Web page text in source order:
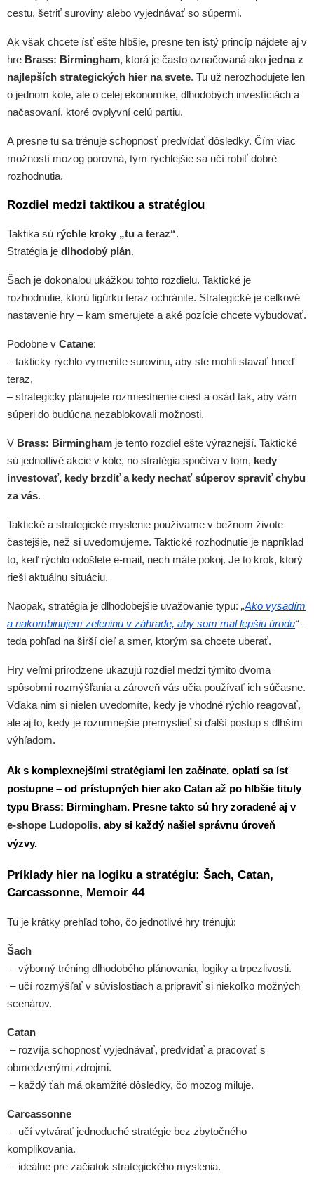
cestu, šetriť suroviny alebo vyjednávať so súpermi.
Ak však chcete ísť ešte hlbšie, presne ten istý princíp nájdete aj v
hre Brass: Birmingham, ktorá je často označovaná ako jedna z
najlepších strategických hier na svete. Tu už nerozhodujete len
o jednom kole, ale o celej ekonomike, dlhodobých investíciách a
načasovaní, ktoré ovplyvní celú partiu.
A presne tu sa trénuje schopnosť predvídať dôsledky. Čím viac
možností mozog porovná, tým rýchlejšie sa učí robiť dobré
rozhodnutia.
Rozdiel medzi taktikou a stratégiou
Taktika sú rýchle kroky „tu a teraz“.
Stratégia je dlhodobý plán.
Šach je dokonalou ukážkou tohto rozdielu. Taktické je
rozhodnutie, ktorú figúrku teraz ochránite. Strategické je celkové
nastavenie hry – kam smerujete a aké pozície chcete vybudovať.
Podobne v Catane:
– takticky rýchlo vymeníte surovinu, aby ste mohli stavať hneď
teraz,
– strategicky plánujete rozmiestnenie ciest a osád tak, aby vám
súperi do budúcna nezablokovali možnosti.
V Brass: Birmingham je tento rozdiel ešte výraznejší. Taktické
sú jednotlivé akcie v kole, no stratégia spočíva v tom, kedy
investovať, kedy brzdiť a kedy nechať súperov spraviť chybu
za vás.
Taktické a strategické myslenie používame v bežnom živote
častejšie, než si uvedomujeme. Taktické rozhodnutie je napríklad
to, keď rýchlo odošlete e-mail, nech máte pokoj. Je to krok, ktorý
rieši aktuálnu situáciu.
Naopak, stratégia je dlhodobejšie uvažovanie typu: „Ako vysadím
a nakombinujem zeleninu v záhrade, aby som mal lepšiu úrodu“–
teda pohľad na širší cieľ a smer, ktorým sa chcete uberať.
Hry veľmi prirodzene ukazujú rozdiel medzi týmito dvoma
spôsobmi rozmýšľania a zároveň vás učia používať ich súčasne.
Vďaka nim si nielen uvedomíte, kedy je vhodné rýchlo reagovať,
ale aj to, kedy je rozumnejšie premyslieť si ďalší postup s dlhším
výhľadom.
Ak s komplexnejšími stratégiami len začínate, oplatí sa ísť
postupne – od prístupných hier ako Catan až po hlbšie tituly
typu Brass: Birmingham. Presne takto sú hry zoradené aj v
e-shope Ludopolis, aby si každý našiel správnu úroveň
výzvy.
Príklady hier na logiku a stratégiu: Šach, Catan,
Carcassonne, Memoir 44
Tu je krátky prehľad toho, čo jednotlivé hry trénujú:
Šach
– výborný tréning dlhodobého plánovania, logiky a trpezlivosti.
– učí rozmýšľať v súvislostiach a pripraviť si niekoľko možných
scenárov.
Catan
– rozvíja schopnosť vyjednávať, predvídať a pracovať s
obmedzenými zdrojmi.
– každý ťah má okamžité dôsledky, čo mozog miluje.
Carcassonne
– učí vytvárať jednoduché stratégie bez zbytočného
komplikovania.
– ideálne pre začiatok strategického myslenia.